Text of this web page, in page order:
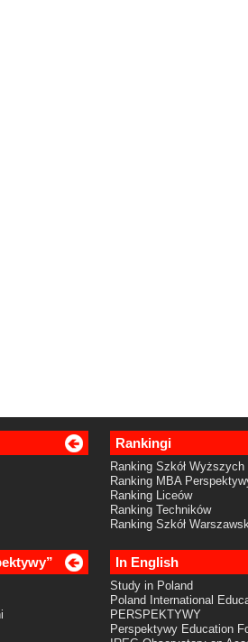
Rankingi
Ranking Szkół Wyższych
Ranking MBA
Ranking Liceów
Ranking Techników
Ranking Szkół
In English
Study in Poland
Poland International
PERSPEKTYWY
Perspektywy Education